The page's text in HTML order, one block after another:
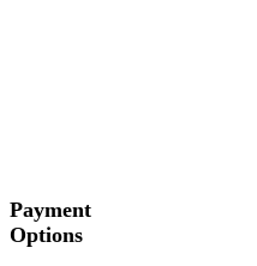
Payment
Options